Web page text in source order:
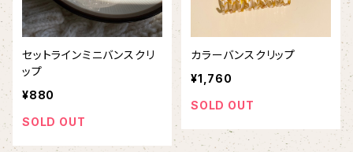
セットラインミニバンスクリ
ップ
¥880
SOLD OUT
カラーバンスクリップ
¥1,760
SOLD OUT